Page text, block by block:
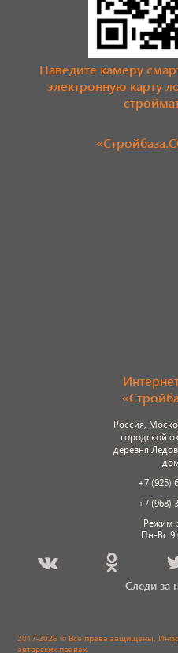
Наведите камеру
электронную карту
Россия,
городской
деревня
+7 (925)
+7 (968)
Режим
Пн-Вс
Следи за
2017-2026 © Все права защищены.
авторских правах.